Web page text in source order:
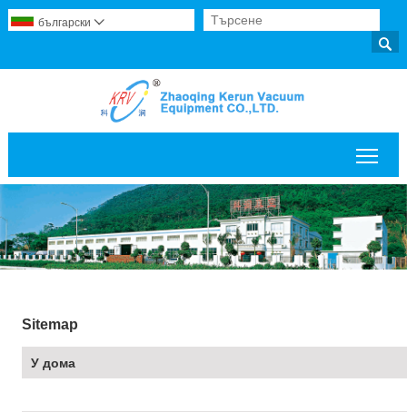

български 
Sitemap
У дома